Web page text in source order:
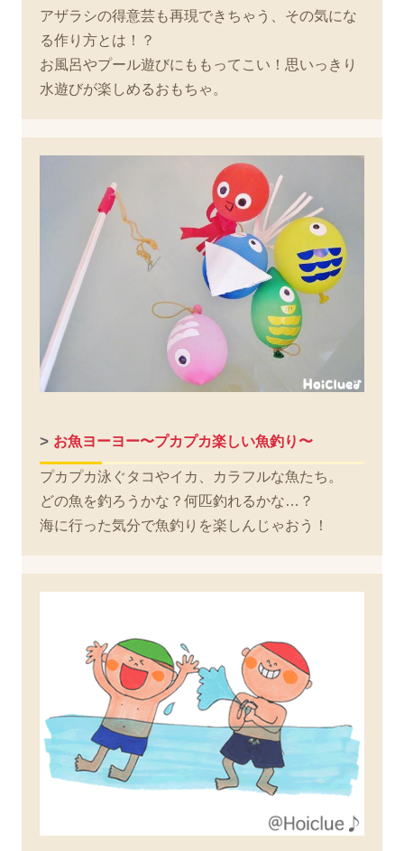
アザラシの得意芸も再現できちゃう、その気にな
る作り方とは！？
お風呂やプール遊びにももってこい！思いっきり
水遊びが楽しめるおもちゃ。
> お魚ヨーヨー〜プカプカ楽しい魚釣り〜
プカプカ泳ぐタコやイカ、カラフルな魚たち。
どの魚を釣ろうかな？何匹釣れるかな…？
海に行った気分で魚釣りを楽しんじゃおう！